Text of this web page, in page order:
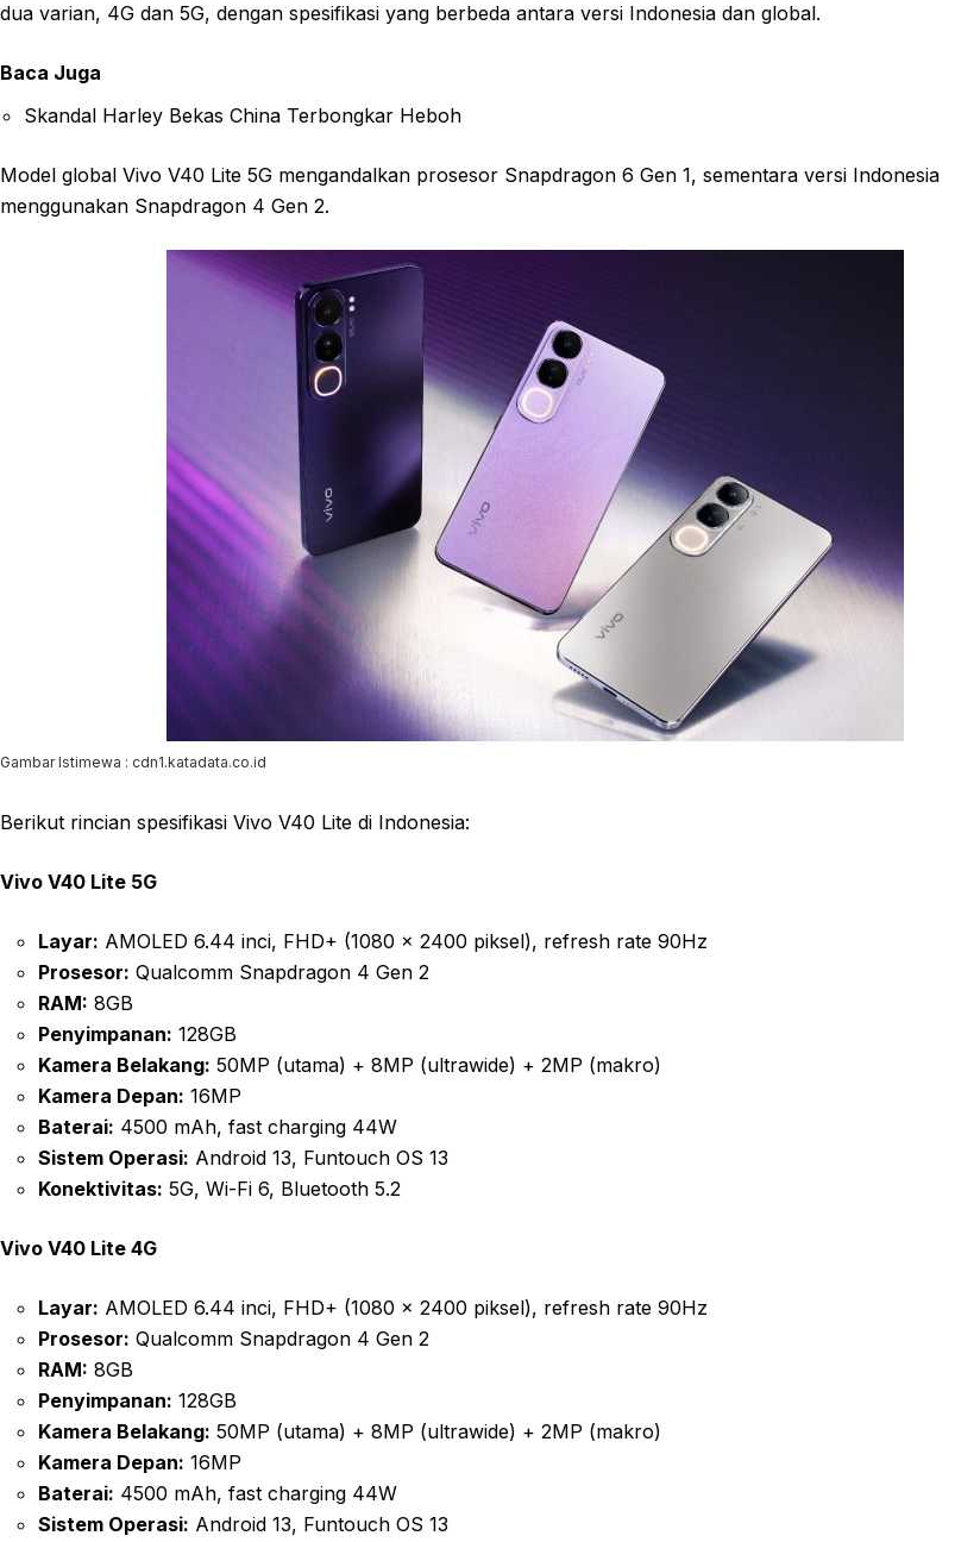
dua varian, 4G dan 5G, dengan spesifikasi yang berbeda antara versi Indonesia dan global.
Baca Juga
Skandal Harley Bekas China Terbongkar Heboh
Model global Vivo V40 Lite 5G mengandalkan prosesor Snapdragon 6 Gen 1, sementara versi Indonesia
menggunakan Snapdragon 4 Gen 2.
Gambar Istimewa : cdn1.katadata.co.id
Berikut rincian spesifikasi Vivo V40 Lite di Indonesia:
Vivo V40 Lite 5G
Layar: AMOLED 6.44 inci, FHD+ (1080 x 2400 piksel), refresh rate 90Hz
Prosesor: Qualcomm Snapdragon 4 Gen 2
RAM: 8GB
Penyimpanan: 128GB
Kamera Belakang: 50MP (utama) + 8MP (ultrawide) + 2MP (makro)
Kamera Depan: 16MP
Baterai: 4500 mAh, fast charging 44W
Sistem Operasi: Android 13, Funtouch OS 13
Konektivitas: 5G, Wi-Fi 6, Bluetooth 5.2
Vivo V40 Lite 4G
Layar: AMOLED 6.44 inci, FHD+ (1080 x 2400 piksel), refresh rate 90Hz
Prosesor: Qualcomm Snapdragon 4 Gen 2
RAM: 8GB
Penyimpanan: 128GB
Kamera Belakang: 50MP (utama) + 8MP (ultrawide) + 2MP (makro)
Kamera Depan: 16MP
Baterai: 4500 mAh, fast charging 44W
Sistem Operasi: Android 13, Funtouch OS 13